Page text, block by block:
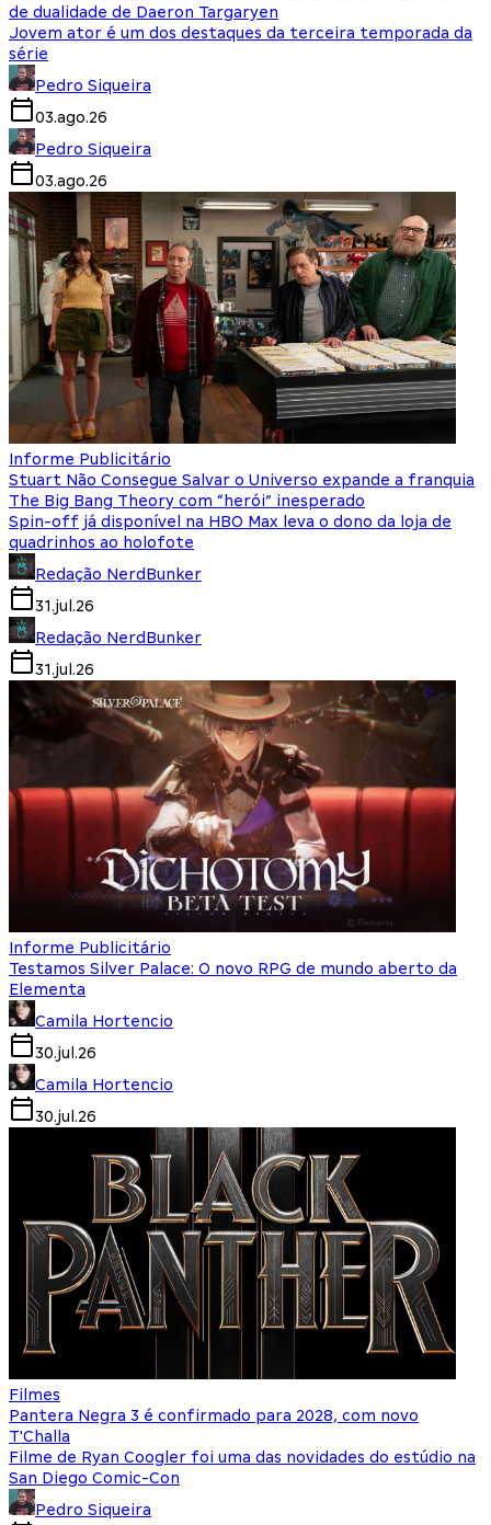
de dualidade de Daeron Targaryen
Jovem ator é um dos destaques da terceira temporada da
série
Pedro Siqueira
03.ago.26
Pedro Siqueira
03.ago.26
Informe Publicitário
Stuart Não Consegue Salvar o Universo expande a franquia
The Big Bang Theory com “herói” inesperado
Spin-off já disponível na HBO Max leva o dono da loja de
quadrinhos ao holofote
Redação NerdBunker
31.jul.26
Redação NerdBunker
31.jul.26
Informe Publicitário
Testamos Silver Palace: O novo RPG de mundo aberto da
Elementa
Camila Hortencio
30.jul.26
Camila Hortencio
30.jul.26
Filmes
Pantera Negra 3 é confirmado para 2028, com novo
T'Challa
Filme de Ryan Coogler foi uma das novidades do estúdio na
San Diego Comic-Con
Pedro Siqueira